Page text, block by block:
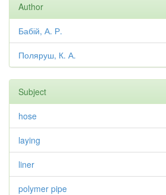
Author
Бабій, А. Р.
Поляруш, К. А.
Subject
hose
laying
liner
polymer pipe